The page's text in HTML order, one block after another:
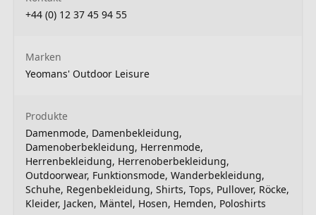
+44 (0) 12 37 45 94 55
Marken
Yeomans' Outdoor Leisure
Produkte
Damenmode, Damenbekleidung,
Damenoberbekleidung, Herrenmode,
Herrenbekleidung, Herrenoberbekleidung,
Outdoorwear, Funktionsmode, Wanderbekleidung,
Schuhe, Regenbekleidung, Shirts, Tops, Pullover, Röcke,
Kleider, Jacken, Mäntel, Hosen, Hemden, Poloshirts